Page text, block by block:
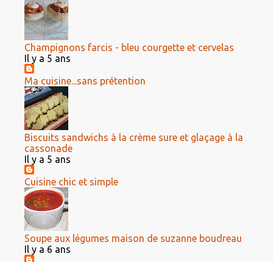
Champignons farcis - bleu courgette et cervelas
Il y a 5 ans
Ma cuisine...sans prétention
Biscuits sandwichs à la crème sure et glaçage à la
cassonade
Il y a 5 ans
Cuisine chic et simple
Soupe aux légumes maison de suzanne boudreau
Il y a 6 ans